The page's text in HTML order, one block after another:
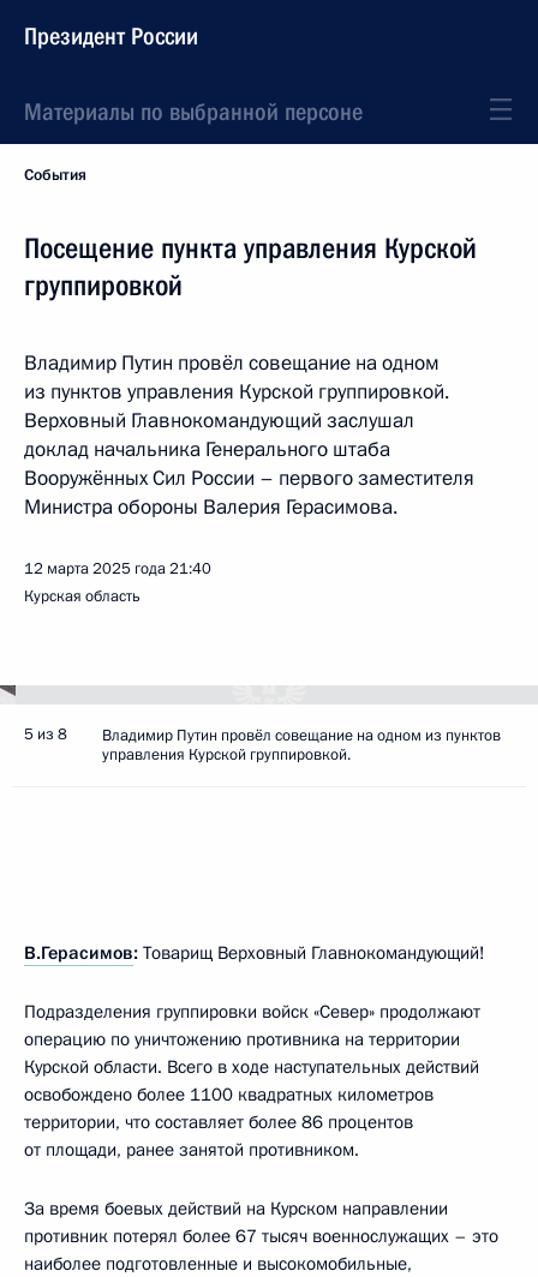
Президент России
Материалы по выбранной персоне
События
Посещение пункта управления Курской
группировкой
Владимир Путин провёл совещание на одном
из пунктов управления Курской группировкой.
Верховный Главнокомандующий заслушал
доклад начальника Генерального штаба
Вооружённых Сил России – первого заместителя
Министра обороны Валерия Герасимова.
12 марта 2025 года21:40
Курская область
5 из 8
Владимир Путин провёл совещание на одном из пунктов
управления Курской группировкой.
В.Герасимов: Товарищ Верховный Главнокомандующий!
Подразделения группировки войск «Север» продолжают
операцию по уничтожению противника на территории
Курской области. Всего в ходе наступательных действий
освобождено более 1100 квадратных километров
территории, что составляет более 86 процентов
от площади, ранее занятой противником.
За время боевых действий на Курском направлении
противник потерял более 67 тысяч военнослужащих – это
наиболее подготовленные и высокомобильные,